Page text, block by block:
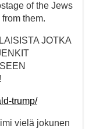
of the Jews
them.
JOTKA
trump/
vielä jokunen